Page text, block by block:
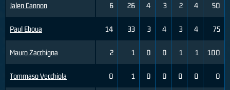
Jalen Cannon
Paul Eboua
Mauro Zacchigna
Tommaso Vecchiola
6 26 4 3 2 4 50
14 33 3 4 3 4 75
2 1 0 0 1 1 100
0 1 0 0 0 0 0